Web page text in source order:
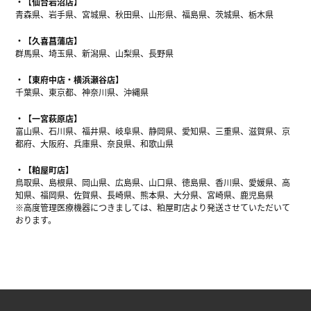
青森県、岩手県、宮城県、秋田県、山形県、福島県、茨城県、栃木県
【久喜菖蒲店】
群馬県、埼玉県、新潟県、山梨県、長野県
【東府中店・横浜瀬谷店】
千葉県、東京都、神奈川県、沖縄県
【一宮萩原店】
富山県、石川県、福井県、岐阜県、静岡県、愛知県、三重県、滋賀県、京
都府、大阪府、兵庫県、奈良県、和歌山県
【粕屋町店】
鳥取県、島根県、岡山県、広島県、山口県、徳島県、香川県、愛媛県、高
知県、福岡県、佐賀県、長崎県、熊本県、大分県、宮崎県、鹿児島県
※高度管理医療機器につきましては、粕屋町店より発送させていただいて
おります。